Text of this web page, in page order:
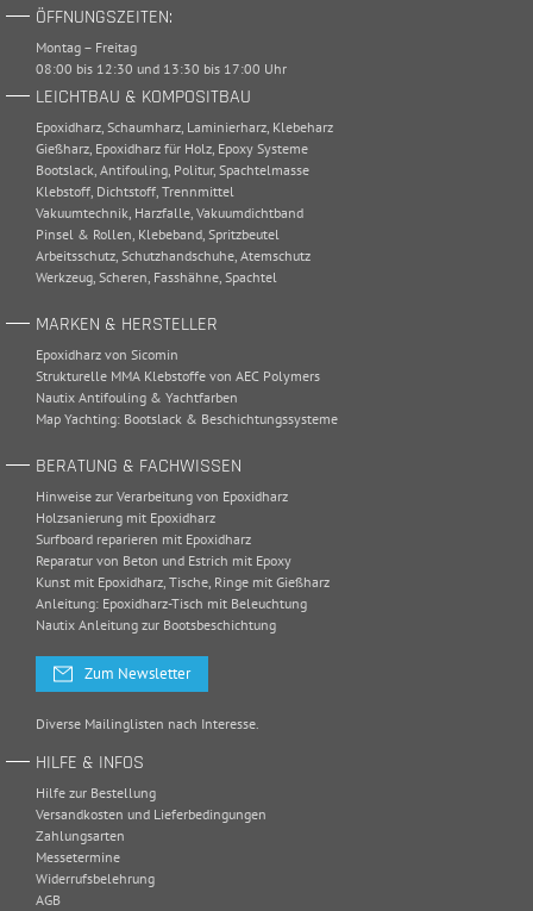
ÖFFNUNGSZEITEN:
Montag – Freitag
08:00 bis 12:30 und 13:30 bis 17:00 Uhr
LEICHTBAU & KOMPOSITBAU
Epoxidharz, Schaumharz, Laminierharz, Klebeharz
Gießharz, Epoxidharz für Holz, Epoxy Systeme
Bootslack, Antifouling, Politur, Spachtelmasse
Klebstoff, Dichtstoff, Trennmittel
Vakuumtechnik, Harzfalle, Vakuumdichtband
Pinsel & Rollen, Klebeband, Spritzbeutel
Arbeitsschutz, Schutzhandschuhe, Atemschutz
Werkzeug, Scheren, Fasshähne, Spachtel
MARKEN & HERSTELLER
Epoxidharz von Sicomin
Strukturelle MMA Klebstoffe von AEC Polymers
Nautix Antifouling & Yachtfarben
Map Yachting: Bootslack & Beschichtungssysteme
BERATUNG & FACHWISSEN
Hinweise zur Verarbeitung von Epoxidharz
Holzsanierung mit Epoxidharz
Surfboard reparieren mit Epoxidharz
Reparatur von Beton und Estrich mit Epoxy
Kunst mit Epoxidharz, Tische, Ringe mit Gießharz
Anleitung: Epoxidharz-Tisch mit Beleuchtung
Nautix Anleitung zur Bootsbeschichtung
Zum Newsletter
Diverse Mailinglisten nach Interesse.
HILFE & INFOS
Hilfe zur Bestellung
Versandkosten und Lieferbedingungen
Zahlungsarten
Messetermine
Widerrufsbelehrung
AGB